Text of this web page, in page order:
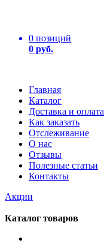
0 позиций
0 руб.
Главная
Каталог
Доставка и оплата
Как заказать
Отслеживание
О нас
Отзывы
Полезные статьи
Контакты
Акции
Каталог товаров